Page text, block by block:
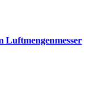
Luftmengenmesser